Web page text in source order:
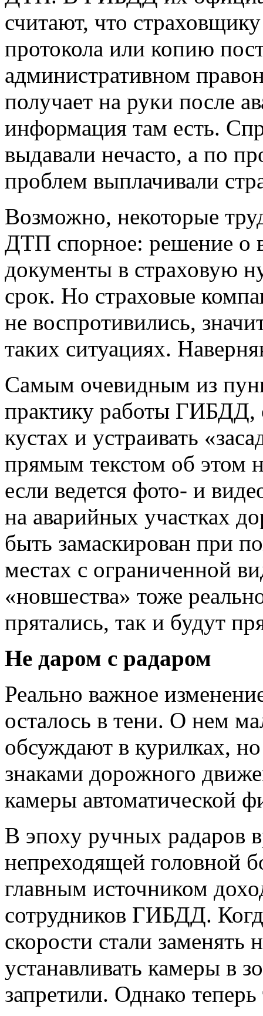
считают, что
протокола или копию
административном
получает на руки после
информация там есть.
выдавали нечасто, а по
проблем выплачивали
Возможно, некоторые
ДТП спорное: решение о
документы в страховую
срок. Но страховые
не воспротивились,
таких ситуациях.
Самым очевидным из
практику работы ГИБДД,
кустах и устраивать
прямым текстом об этом
если ведется фото- и
на аварийных участках
быть замаскирован при
местах с ограниченной
«новшества» тоже
прятались, так и будут
Не даром с радаром
Реально важное
осталось в тени. О нем
обсуждают в курилках,
знаками дорожного
камеры автоматической
В эпоху ручных радаров
непреходящей головной
главным источником
сотрудников ГИБДД.
скорости стали заменять
устанавливать камеры в
запретили. Однако теперь